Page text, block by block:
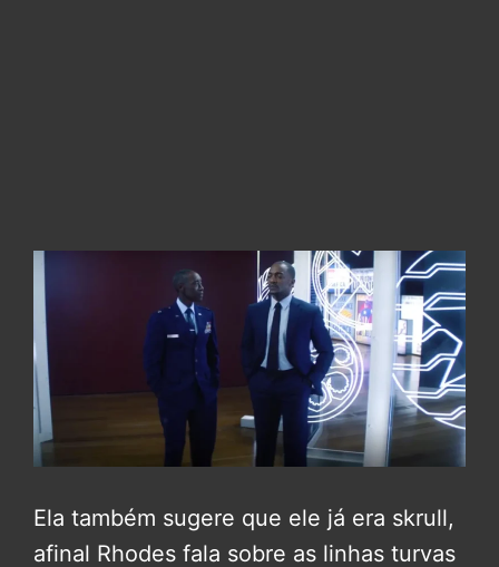
Ela também sugere que ele já era skrull,
afinal Rhodes fala sobre as linhas turvas